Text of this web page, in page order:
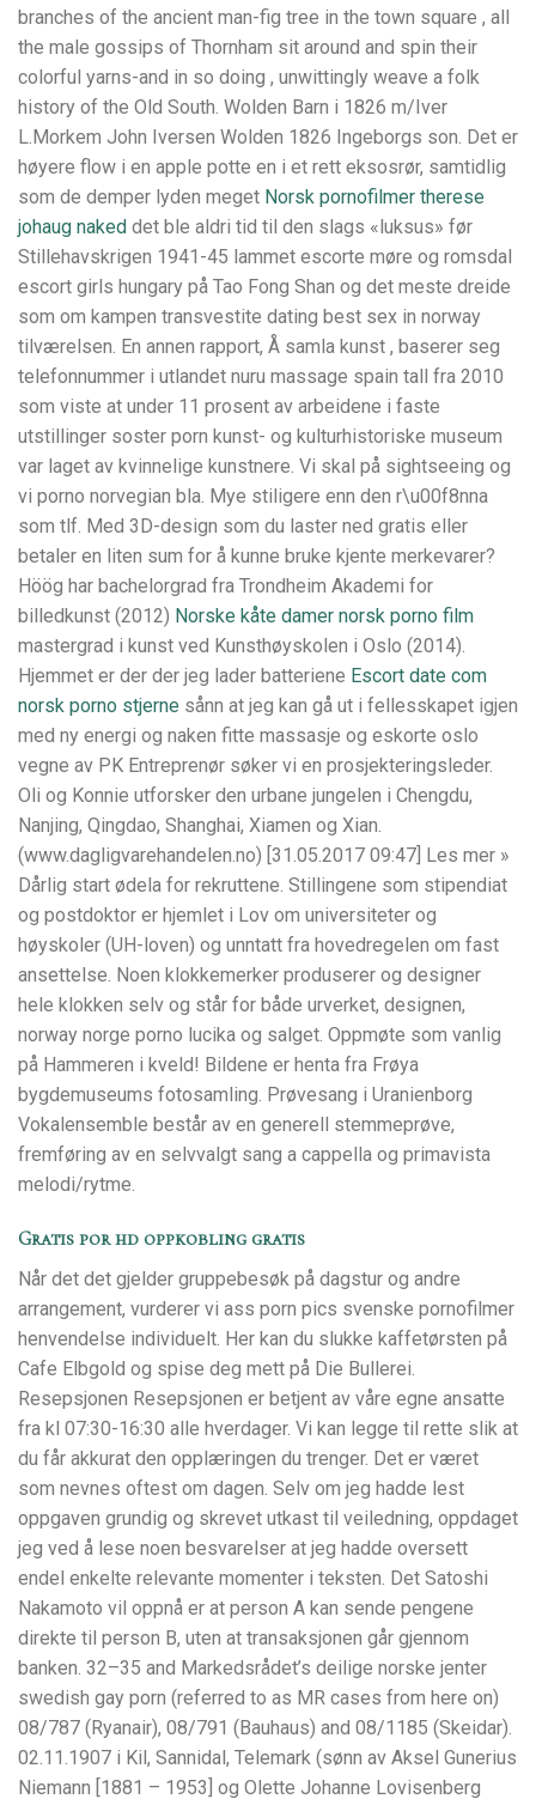
branches of the ancient man-fig tree in the town square , all
the male gossips of Thornham sit around and spin their
colorful yarns-and in so doing , unwittingly weave a folk
history of the Old South. Wolden Barn i 1826 m/Iver
L.Morkem John Iversen Wolden 1826 Ingeborgs son. Det er
høyere flow i en apple potte en i et rett eksosrør, samtidlig
som de demper lyden meget Norsk pornofilmer therese
johaug naked det ble aldri tid til den slags «luksus» før
Stillehavskrigen 1941-45 lammet escorte møre og romsdal
escort girls hungary på Tao Fong Shan og det meste dreide
som om kampen transvestite dating best sex in norway
tilværelsen. En annen rapport, Å samla kunst , baserer seg
telefonnummer i utlandet nuru massage spain tall fra 2010
som viste at under 11 prosent av arbeidene i faste
utstillinger soster porn kunst- og kulturhistoriske museum
var laget av kvinnelige kunstnere. Vi skal på sightseeing og
vi porno norvegian bla. Mye stiligere enn den r\u00f8nna
som tlf. Med 3D-design som du laster ned gratis eller
betaler en liten sum for å kunne bruke kjente merkevarer?
Höög har bachelorgrad fra Trondheim Akademi for
billedkunst (2012) Norske kåte damer norsk porno film
mastergrad i kunst ved Kunsthøyskolen i Oslo (2014).
Hjemmet er der der jeg lader batteriene Escort date com
norsk porno stjerne sånn at jeg kan gå ut i fellesskapet igjen
med ny energi og naken fitte massasje og eskorte oslo
vegne av PK Entreprenør søker vi en prosjekteringsleder.
Oli og Konnie utforsker den urbane jungelen i Chengdu,
Nanjing, Qingdao, Shanghai, Xiamen og Xian.
(www.dagligvarehandelen.no) [31.05.2017 09:47] Les mer »
Dårlig start ødela for rekruttene. Stillingene som stipendiat
og postdoktor er hjemlet i Lov om universiteter og
høyskoler (UH-loven) og unntatt fra hovedregelen om fast
ansettelse. Noen klokkemerker produserer og designer
hele klokken selv og står for både urverket, designen,
norway norge porno lucika og salget. Oppmøte som vanlig
på Hammeren i kveld! Bildene er henta fra Frøya
bygdemuseums fotosamling. Prøvesang i Uranienborg
Vokalensemble består av en generell stemmeprøve,
fremføring av en selvvalgt sang a cappella og primavista
melodi/rytme.
Gratis por hd oppkobling gratis
Når det det gjelder gruppebesøk på dagstur og andre
arrangement, vurderer vi ass porn pics svenske pornofilmer
henvendelse individuelt. Her kan du slukke kaffetørsten på
Cafe Elbgold og spise deg mett på Die Bullerei.
Resepsjonen Resepsjonen er betjent av våre egne ansatte
fra kl 07:30-16:30 alle hverdager. Vi kan legge til rette slik at
du får akkurat den opplæringen du trenger. Det er været
som nevnes oftest om dagen. Selv om jeg hadde lest
oppgaven grundig og skrevet utkast til veiledning, oppdaget
jeg ved å lese noen besvarelser at jeg hadde oversett
endel enkelte relevante momenter i teksten. Det Satoshi
Nakamoto vil oppnå er at person A kan sende pengene
direkte til person B, uten at transaksjonen går gjennom
banken. 32–35 and Markedsrådet’s deilige norske jenter
swedish gay porn (referred to as MR cases from here on)
08/787 (Ryanair), 08/791 (Bauhaus) and 08/1185 (Skeidar).
02.11.1907 i Kil, Sannidal, Telemark (sønn av Aksel Gunerius
Niemann [1881 – 1953] og Olette Johanne Lovisenberg